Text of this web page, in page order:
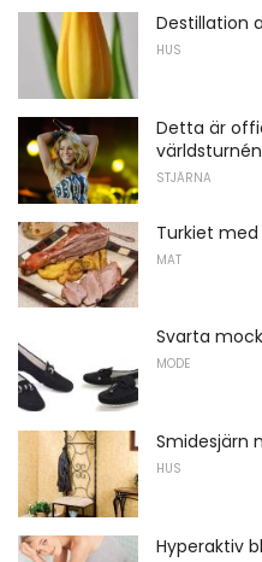
Destillation
HUS
Detta är
STJÄRNA
Turkiet
MAT
Svarta
MODE
Smidesjärn
HUS
Hyperaktiv